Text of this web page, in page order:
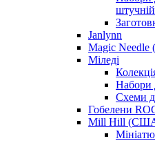
Janlynn
Magic
Міледі
Набори
Схеми
Гобелени
Mill Hill